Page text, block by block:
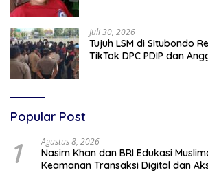
Juli 30, 2026
Tujuh LSM di Situbondo
TikTok DPC PDIP dan
Popular Post
1 Agustus 8, 2026
Nasim Khan dan BRI Edukasi
Keamanan Transaksi Digital dan